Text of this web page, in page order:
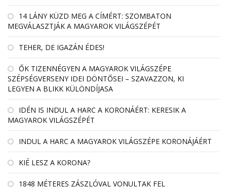
14 LÁNY KÜZD MEG A CÍMÉRT: SZOMBATON
MEGVÁLASZTJÁK A MAGYAROK VILÁGSZÉPÉT
TEHER, DE IGAZÁN ÉDES!
ŐK TIZENNÉGYEN A MAGYAROK VILÁGSZÉPE
SZÉPSÉGVERSENY IDEI DÖNTŐSEI – SZAVAZZON, KI
LEGYEN A BLIKK KÜLÖNDÍJASA
IDÉN IS INDUL A HARC A KORONÁÉRT: KERESIK A
MAGYAROK VILÁGSZÉPÉT
INDUL A HARC A MAGYAROK VILÁGSZÉPE KORONÁJÁÉRT
KIÉ LESZ A KORONA?
1848 MÉTERES ZÁSZLÓVAL VONULTAK FEL